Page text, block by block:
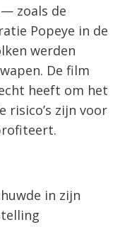
zoals de
Popeye in de
werden
De film
heeft om het
risico’s zijn voor
in zijn